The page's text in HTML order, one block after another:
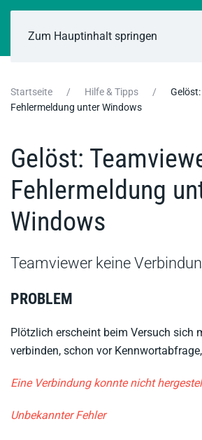
Zum Hauptinhalt springen
Startseite Hilfe & Tipps
Fehlermeldung unter Windows
Gelöst:
Fehlermeldung
Windows
Teamviewer keine
PROBLEM
Plötzlich erscheint beim Versuch sich
verbinden, schon vor
Eine Verbindung konnte nicht
Unbekannter Fehler